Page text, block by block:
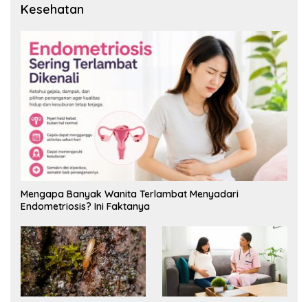
Kesehatan
Mengapa Banyak Wanita Terlambat Menyadari
Endometriosis? Ini Faktanya